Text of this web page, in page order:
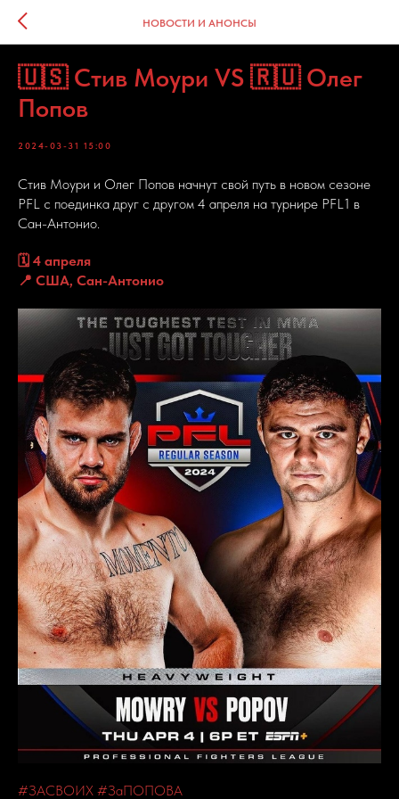
НОВОСТИ И АНОНСЫ
🇺🇸 Стив Моури VS 🇷🇺 Олег
Попов
2024-03-31 15:00
Стив Моури и Олег Попов начнут свой путь в новом сезоне
PFL с поединка друг с другом 4 апреля на турнире PFL1 в
Сан-Антонио.
🗓 4 апреля
📍 США, Сан-Антонио
#ЗАСВОИХ #ЗаПОПОВА